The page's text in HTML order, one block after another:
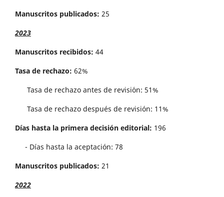
Manuscritos publicados: 25
2023
Manuscritos recibidos: 44
Tasa de rechazo: 62%
Tasa de rechazo antes de revisi´on: 51%
Tasa de rechazo después de revisión: 11%
Días hasta la primera decisión editorial: 196
- Días hasta la aceptación: 78
Manuscritos publicados: 21
2022